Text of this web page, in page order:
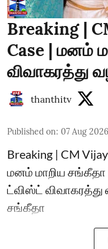
Breaking |
Case | மனம்
விவாகரத்து
thanthitv
Published on: 07 Aug
Breaking | CM
மனம் மாறிய சங்கீதா
ட்விஸ்ட்
சங்கீதா